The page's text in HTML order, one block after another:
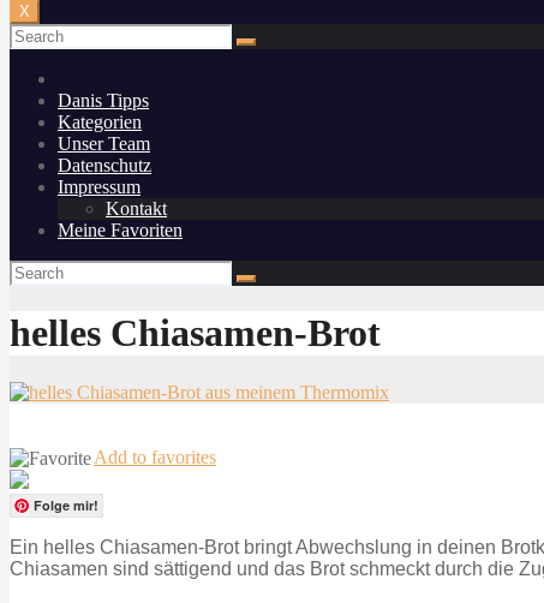
X
Danis Tipps
Kategorien
Unser Team
Datenschutz
Impressum
Kontakt
Meine Favoriten
helles Chiasamen-Brot
Add to favorites
Folge mir!
Ein helles Chiasamen-Brot bringt Abwechslung in deinen
Chiasamen sind sättigend und das Brot schmeckt durch die